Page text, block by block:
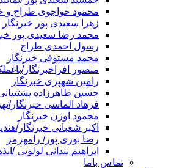
محمود خواجوی طراح و
زهرا سعیدی پور خبرنگار
محمد رضا سعیدی پور
رسول احمدی طراح
محمد مستوفی خبرنگار
منصور افراخبرنگار/
رامین شهپری خبرنگار
حسین طاهرزاده
فرهاد الماسی خبرنگار/
محمود اوژن خبرنگار
اکبر شعبانی خبرنگار/
رضا بوری پور/ رامهرمز
ابراهیم بندانی لولویی /
تماس باما